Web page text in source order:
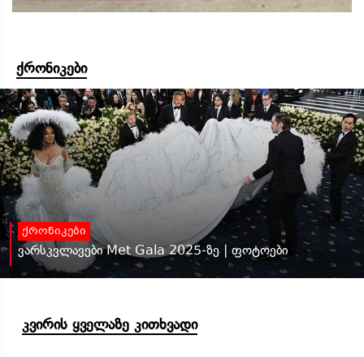
ქრონიკები
ქრონიკები
ვარსკვლავები Met Gala 2025-ზე | ფოტოები
კვირის ყველაზე კითხვადი